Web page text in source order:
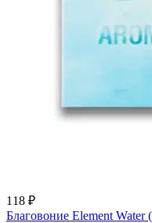
118 ₽
Благовоние Element